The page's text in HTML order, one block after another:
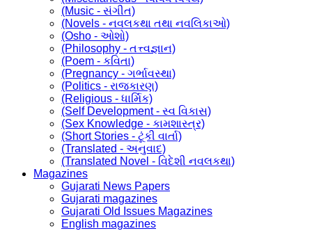
(Music - સંગીત)
(Novels - નવલકથા તથા નવલિકાઓ)
(Osho - ઓશો)
(Philosophy - તત્ત્વજ્ઞાન)
(Poem - કવિતા)
(Pregnancy - ગર્ભાવસ્થા)
(Politics - રાજકારણ)
(Religious - ધાર્મિક)
(Self Development - સ્વ વિકાસ)
(Sex Knowledge - કામશાસ્ત્ર)
(Short Stories - ટૂંકી વાર્તા)
(Translated - અનુવાદ)
(Translated Novel - વિદેશી નવલકથા)
Magazines
Gujarati News Papers
Gujarati magazines
Gujarati Old Issues Magazines
English magazines